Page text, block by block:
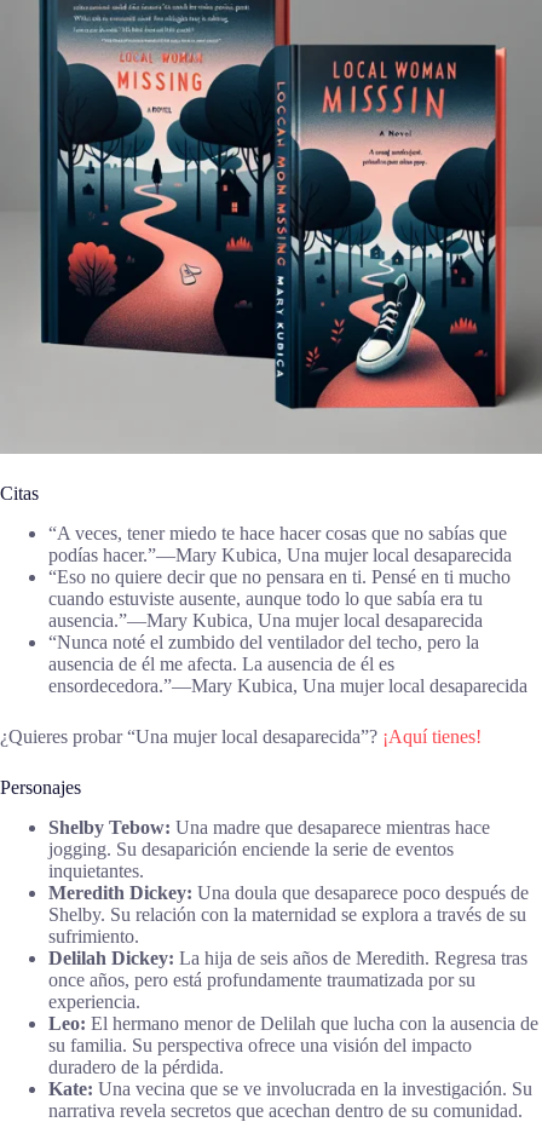
Citas
“A veces, tener miedo te hace hacer cosas que no sabías que
podías hacer.”―Mary Kubica, Una mujer local desaparecida
“Eso no quiere decir que no pensara en ti. Pensé en ti mucho
cuando estuviste ausente, aunque todo lo que sabía era tu
ausencia.”―Mary Kubica, Una mujer local desaparecida
“Nunca noté el zumbido del ventilador del techo, pero la
ausencia de él me afecta. La ausencia de él es
ensordecedora.”―Mary Kubica, Una mujer local desaparecida
¿Quieres probar “Una mujer local desaparecida”? ¡Aquí tienes!
Personajes
Shelby Tebow: Una madre que desaparece mientras hace
jogging. Su desaparición enciende la serie de eventos
inquietantes.
Meredith Dickey: Una doula que desaparece poco después de
Shelby. Su relación con la maternidad se explora a través de su
sufrimiento.
Delilah Dickey: La hija de seis años de Meredith. Regresa tras
once años, pero está profundamente traumatizada por su
experiencia.
Leo: El hermano menor de Delilah que lucha con la ausencia de
su familia. Su perspectiva ofrece una visión del impacto
duradero de la pérdida.
Kate: Una vecina que se ve involucrada en la investigación. Su
narrativa revela secretos que acechan dentro de su comunidad.